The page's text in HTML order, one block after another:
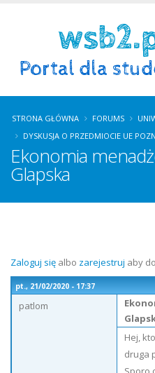
STRONA GŁÓWNA FORUMS
DYSKUSJA O PRZEDMIOCIE UE
Ekonomia
Glapska
Zaloguj się albo zarejestruj aby
pt., 21/02/2020 - 17:37
patlom
Hej,
druga